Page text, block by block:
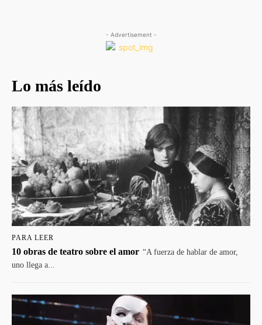
- Advertisement -
Lo más leído
PARA LEER
10 obras de teatro sobre el amor “A fuerza de hablar de amor,
uno llega a...